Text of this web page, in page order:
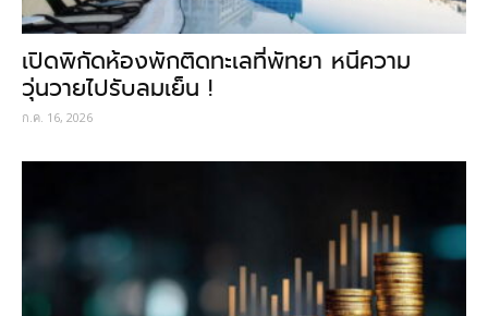
เปิดพิกัดห้องพักติดทะเลที่พัทยา หนีความ
วุ่นวายไปรับลมเย็น !
ก.ค. 16, 2026